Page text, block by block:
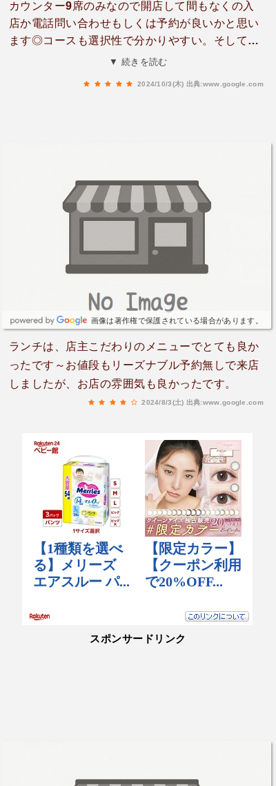
カウンター9席のみなので開店して間もなくの入
店か電話問い合わせもしくは予約が良いかと思い
ます◎コースも選択性で分かりやすい。そしてリ
ーズナブル!!前菜/メイン/デザート(アイス)/飲み物
▼ 続きを読む
2024/10/3(木) 出典:www.google.com
画像は著作権で保護されている場合があります。
ランチは、店主こだわりのメニューでとても良か
ったです～お値段もリーズナブル予約無しで来店
しましたが、お店の雰囲気も良かったです。
2024/8/3(土) 出典:www.google.com
スポンサードリンク